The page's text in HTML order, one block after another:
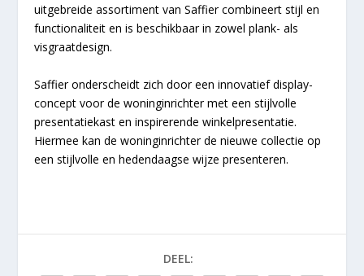
uitgebreide assortiment van Saffier combineert stijl en
functionaliteit en is beschikbaar in zowel plank- als
visgraatdesign.
Saffier onderscheidt zich door een innovatief display-
concept voor de woninginrichter met een stijlvolle
presentatiekast en inspirerende winkelpresentatie.
Hiermee kan de woninginrichter de nieuwe collectie op
een stijlvolle en hedendaagse wijze presenteren.
DEEL: